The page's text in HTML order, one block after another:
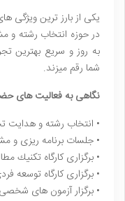
یکی از بارز ترین ویژگی
در حوزه انتخاب رشته و
به روز و سریع بهترین
شما رقم میزند.
نگاهی به فعالیت هاى
• انتخاب رشته و هدايت
• جلسات برنامه ريزى و
• برگزاری کارگاه تكنيك
• برگزارى كارگاه توسعه
• برگزار آزمون هاى